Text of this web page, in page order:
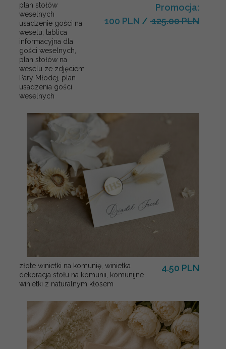
plan stołów
weselnych
usadzenie gości na
weselu, tablica
informacyjna dla
gości weselnych,
plan stołów na
weselu ze zdjęciem
Pary Młodej, plan
usadzenia gości
weselnych
Promocja:
100 PLN / 125.00 PLN
złote winietki na komunię, winietka
dekoracja stołu na komunii, komunijne
winietki z naturalnym kłosem
4.50 PLN